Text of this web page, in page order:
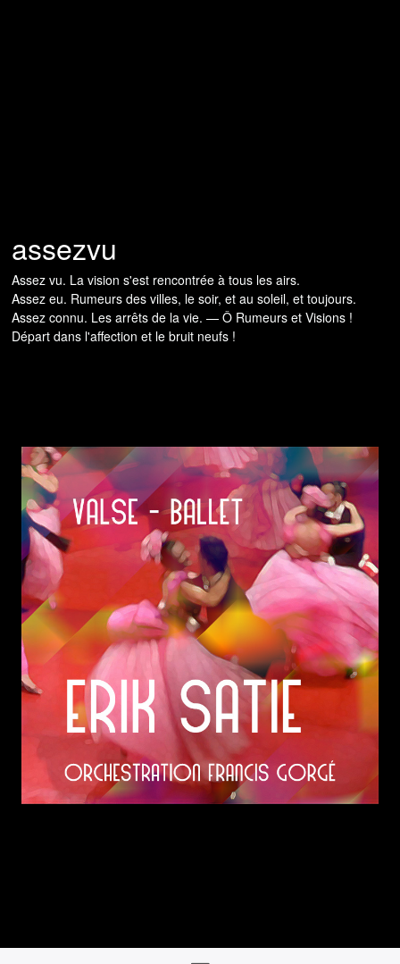
assezvu
Assez vu. La vision s'est rencontrée à tous les airs.
Assez eu. Rumeurs des villes, le soir, et au soleil, et toujours.
Assez connu. Les arrêts de la vie. — Ô Rumeurs et Visions !
Départ dans l'affection et le bruit neufs !